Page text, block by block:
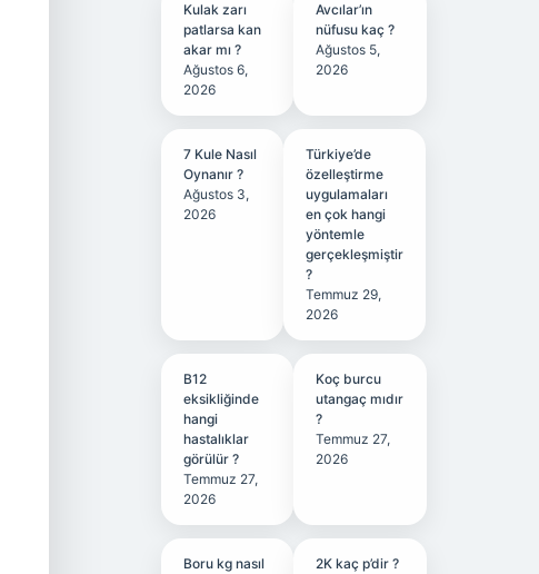
Kulak zarı
patlarsa kan
akar mı ?
Ağustos 6,
2026
Avcılar’ın
nüfusu kaç ?
Ağustos 5,
2026
7 Kule Nasıl
Oynanır ?
Ağustos 3,
2026
Türkiye’de
özelleştirme
uygulamaları
en çok hangi
yöntemle
gerçekleşmiştir
?
Temmuz 29,
2026
B12
eksikliğinde
hangi
hastalıklar
görülür ?
Temmuz 27,
2026
Koç burcu
utangaç mıdır
?
Temmuz 27,
2026
Boru kg nasıl
2K kaç p’dir ?